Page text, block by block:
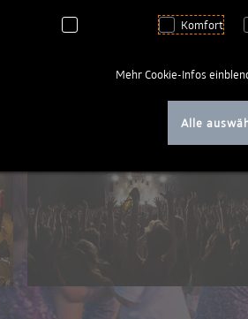
Komfort
Mehr Cookie-Infos
Alle